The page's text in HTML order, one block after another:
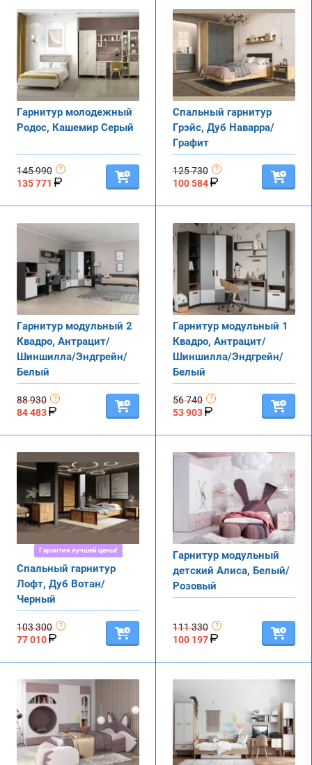
Гарнитур молодежный
Родос, Кашемир Серый
145 990
135 771
Спальный гарнитур
Грэйс, Дуб Наварра/
Графит
125 730
100 584
Гарнитур модульный 2
Квадро, Антрацит/
Шиншилла/Эндгрейн/
Белый
88 930
84 483
Гарнитур модульный 1
Квадро, Антрацит/
Шиншилла/Эндгрейн/
Белый
56 740
53 903
Гарантия лучшей цены!
Спальный гарнитур
Лофт, Дуб Вотан/
Черный
103 300
77 010
Гарнитур модульный
детский Алиса, Белый/
Розовый
111 330
100 197